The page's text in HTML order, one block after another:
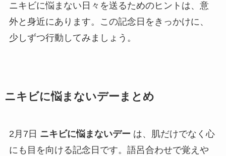
ニキビに悩まない日々を送るためのヒントは、意
外と身近にあります。この記念日をきっかけに、
少しずつ行動してみましょう。
ニキビに悩まないデーまとめ
2月7日 ニキビに悩まないデー は、肌だけでなく心
にも目を向ける記念日です。語呂合わせで覚えや